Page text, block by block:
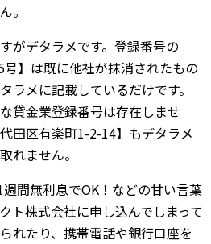
。
がデタラメです。登録番号の
号】は既に他社が抹消されたもの
ラメに記載しているだけです。
貸金業登録番号は存在しませ
田区有楽町1-2-14】もデタラメ
れません。
間無利息でOK！などの甘い言葉
ト株式会社に申し込んでしまって
れたり、携帯電話や銀行口座を